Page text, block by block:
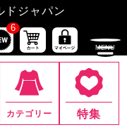
ドジャパン
6
カテゴリー 特集